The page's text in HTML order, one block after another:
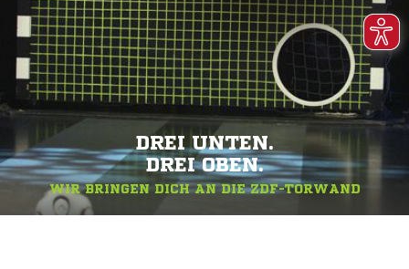
DREI UNTEN.
DREI OBEN.
WIR BRINGEN DICH AN DIE ZDF-TORWAND